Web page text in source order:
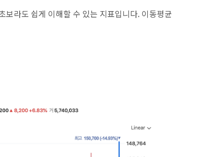
보라도 쉽게 이해할 수 있는 지표입니다. 이동평균